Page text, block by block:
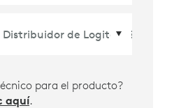
para el producto?
aquí.